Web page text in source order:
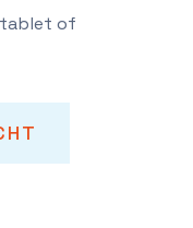
tablet of